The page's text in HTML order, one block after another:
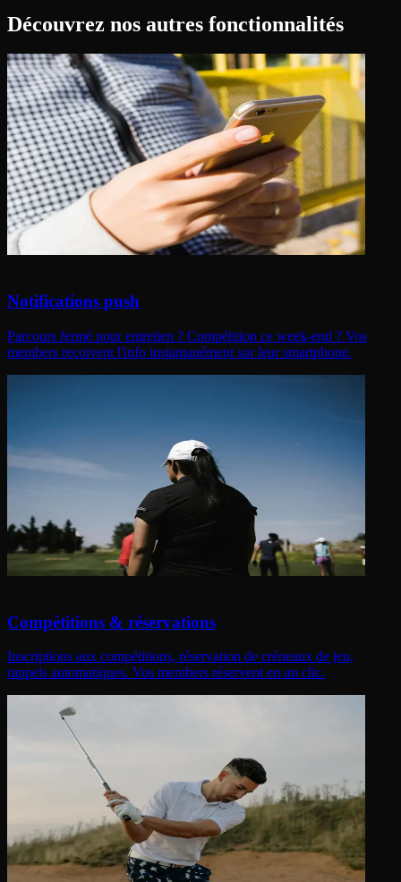
Découvrez nos autres fonctionnalités
Notifications push
Parcours fermé pour entretien ? Compétition ce week-end ? Vos
members reçoivent l'info instantanément sur leur smartphone.
Compétitions & réservations
Inscriptions aux compétitions, réservation de créneaux de jeu,
rappels automatiques. Vos members réservent en un clic.